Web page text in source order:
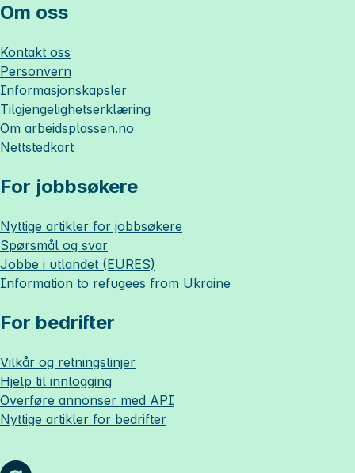
Om oss
Kontakt oss
Personvern
Informasjonskapsler
Tilgjengelighetserklæring
Om arbeidsplassen.no
Nettstedkart
For jobbsøkere
Nyttige artikler for jobbsøkere
Spørsmål og svar
Jobbe i utlandet (EURES)
Information to refugees from Ukraine
For bedrifter
Vilkår og retningslinjer
Hjelp til innlogging
Overføre annonser med API
Nyttige artikler for bedrifter